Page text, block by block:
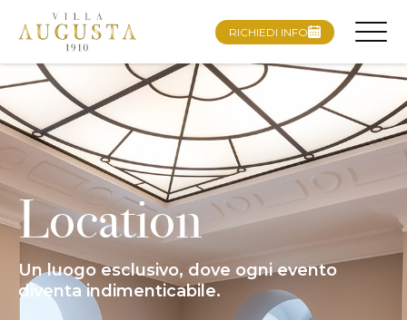
RICHIEDI INFO
Location
Un luogo esclusivo, dove ogni evento
diventa indimenticabile.